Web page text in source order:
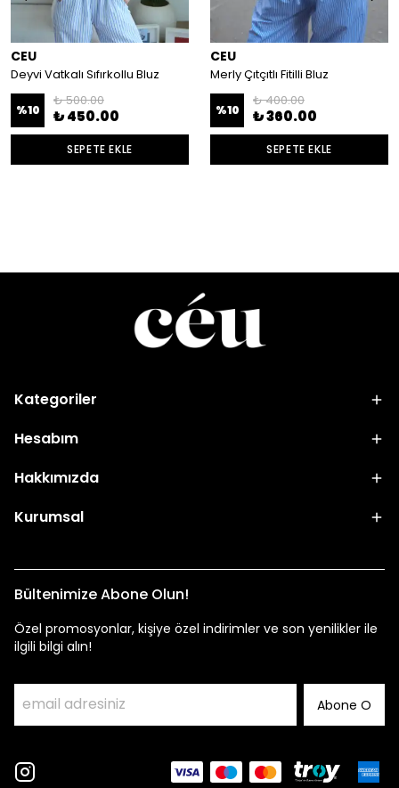
CEU
Deyvi Vatkalı Sıfırkollu Bluz
%10
₺ 500.00
₺ 450.00
SEPETE EKLE
CEU
Merly Çıtçıtlı Fitilli Bluz
%10
₺ 400.00
₺ 360.00
SEPETE EKLE
Kategoriler
Hesabım
Hakkımızda
Kurumsal
Bültenimize Abone Olun!
Özel promosyonlar, kişiye özel indirimler ve son yenilikler ile
ilgili bilgi alın!
Abone O